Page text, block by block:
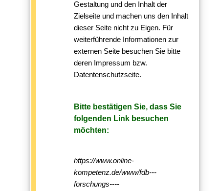
Gestaltung und den Inhalt der
Zielseite und machen uns den Inhalt
dieser Seite nicht zu Eigen. Für
weiterführende Informationen zur
externen Seite besuchen Sie bitte
deren Impressum bzw.
Datentenschutzseite.
Bitte bestätigen Sie, dass Sie
folgenden Link besuchen
möchten:
https://www.online-
kompetenz.de/www/fdb---
forschungs----